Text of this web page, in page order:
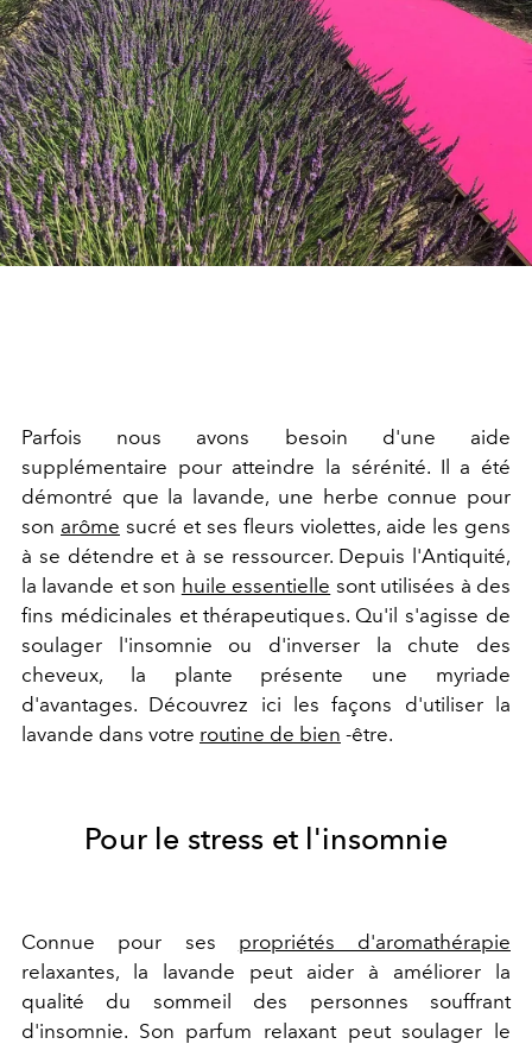
Parfois nous avons besoin d'une aide
supplémentaire pour atteindre la sérénité. Il a été
démontré que la lavande, une herbe connue pour
son arôme sucré et ses fleurs violettes, aide les gens
à se détendre et à se ressourcer. Depuis l'Antiquité,
la lavande et son huile essentielle sont utilisées à des
fins médicinales et thérapeutiques. Qu'il s'agisse de
soulager l'insomnie ou d'inverser la chute des
cheveux, la plante présente une myriade
d'avantages. Découvrez ici les façons d'utiliser la
lavande dans votre routine de bien -être.
Pour le stress et l'insomnie
Connue pour ses propriétés d'aromathérapie
relaxantes, la lavande peut aider à améliorer la
qualité du sommeil des personnes souffrant
d'insomnie. Son parfum relaxant peut soulager le